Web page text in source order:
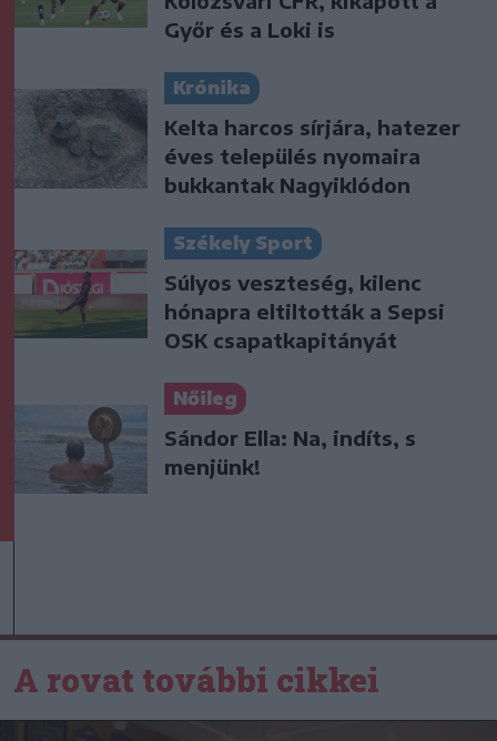
Győr és a Loki is
Krónika
Kelta harcos sírjára, hatezer
éves település nyomaira
bukkantak Nagyiklódon
Székely Sport
Súlyos veszteség, kilenc
hónapra eltiltották a Sepsi
OSK csapatkapitányát
Nőileg
Sándor Ella: Na, indíts, s
menjünk!
A rovat további cikkei